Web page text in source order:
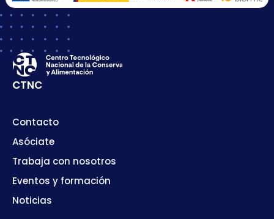
CTNC
Contacto
Asóciate
Trabaja con nosotros
Eventos y formación
Noticias